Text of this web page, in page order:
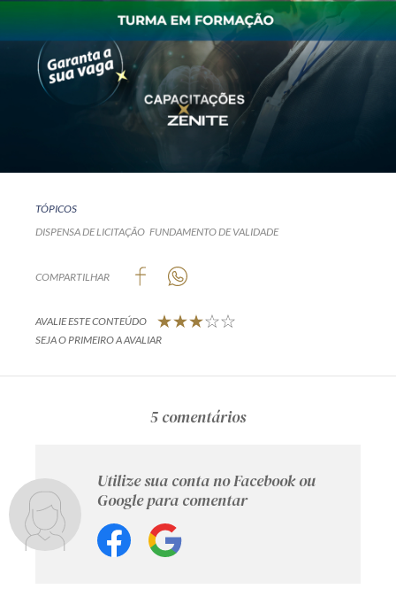
TÓPICOS
DISPENSA DE LICITAÇÃO FUNDAMENTO DE VALIDADE
COMPARTILHAR
AVALIE ESTE CONTEÚDO
SEJA O PRIMEIRO A AVALIAR
5 comentários
Utilize sua conta no Facebook ou
Google para comentar